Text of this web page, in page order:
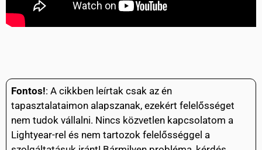
Fontos!: A cikkben leírtak csak az én
tapasztalataimon alapszanak, ezekért felelősséget
nem tudok vállalni. Nincs közvetlen kapcsolatom a
Lightyear-rel és nem tartozok felelősséggel a